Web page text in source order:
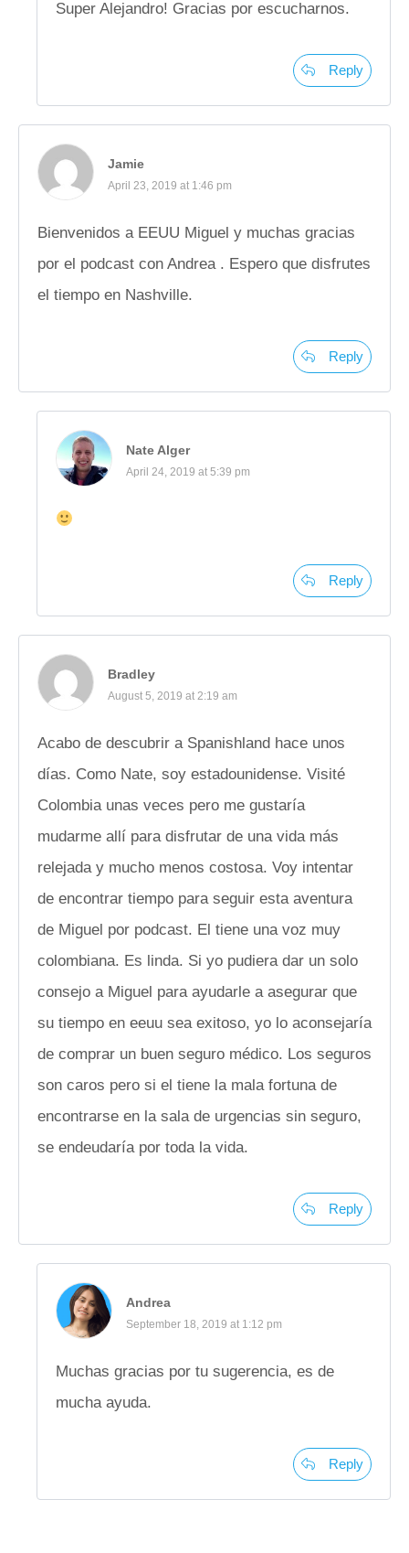
Super Alejandro! Gracias por escucharnos.
Reply
Jamie
April 23, 2019 at 1:46 pm
Bienvenidos a EEUU Miguel y muchas gracias
por el podcast con Andrea . Espero que disfrutes
el tiempo en Nashville.
Reply
Nate Alger
April 24, 2019 at 5:39 pm
Reply
Bradley
August 5, 2019 at 2:19 am
Acabo de descubrir a Spanishland hace unos
días. Como Nate, soy estadounidense. Visité
Colombia unas veces pero me gustaría
mudarme allí para disfrutar de una vida más
relejada y mucho menos costosa. Voy intentar
de encontrar tiempo para seguir esta aventura
de Miguel por podcast. El tiene una voz muy
colombiana. Es linda. Si yo pudiera dar un solo
consejo a Miguel para ayudarle a asegurar que
su tiempo en eeuu sea exitoso, yo lo aconsejaría
de comprar un buen seguro médico. Los seguros
son caros pero si el tiene la mala fortuna de
encontrarse en la sala de urgencias sin seguro,
se endeudaría por toda la vida.
Reply
Andrea
September 18, 2019 at 1:12 pm
Muchas gracias por tu sugerencia, es de
mucha ayuda.
Reply